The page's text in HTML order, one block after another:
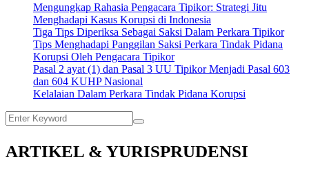
Mengungkap Rahasia Pengacara Tipikor: Strategi Jitu
Menghadapi Kasus Korupsi di Indonesia
Tiga Tips Diperiksa Sebagai Saksi Dalam Perkara Tipikor
Tips Menghadapi Panggilan Saksi Perkara Tindak Pidana
Korupsi Oleh Pengacara Tipikor
Pasal 2 ayat (1) dan Pasal 3 UU Tipikor Menjadi Pasal 603
dan 604 KUHP Nasional
Kelalaian Dalam Perkara Tindak Pidana Korupsi
ARTIKEL & YURISPRUDENSI